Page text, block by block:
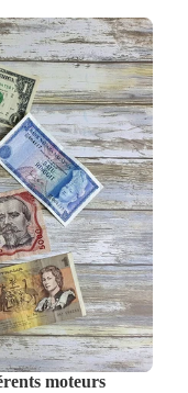
moteurs